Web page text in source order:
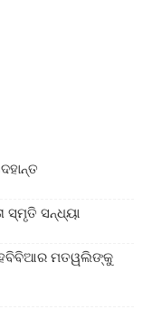
ସ୍ମୃତି ସନ୍ଧ୍ୟା
ହବିବିଆର ମତୱଲିଙ୍କୁ